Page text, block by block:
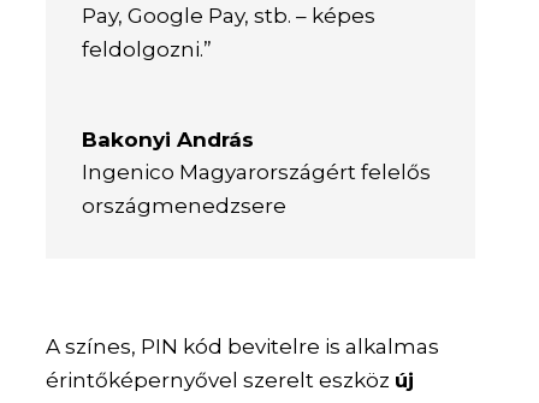
Pay, Google Pay, stb. – képes
feldolgozni.”
Bakonyi András
Ingenico Magyarországért felelős
országmenedzsere
A színes, PIN kód bevitelre is alkalmas
érintőképernyővel szerelt eszköz új